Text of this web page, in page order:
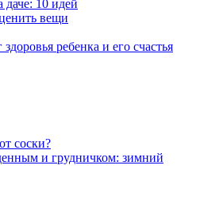
даче: 10 идей
вещи
ребенка и его счастья
соски?
и грудничком: зимний